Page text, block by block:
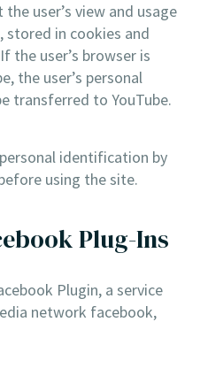
user’s view and usage
in cookies and
the user’s browser is
the user’s personal
transferred to YouTube.
identification by
using the site.
Plug-Ins
Plugin, a service
network facebook,